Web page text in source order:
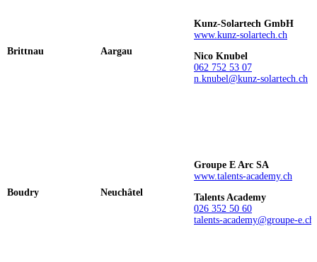
Brittnau Aargau
Kunz-Solartech GmbH
www.kunz-solartech.ch
Nico Knubel
062 752 53 07
n.knubel@kunz-solartech.ch
Boudry Neuchâtel
Groupe E Arc SA
www.talents-academy.ch
Talents Academy
026 352 50 60
talents-academy@groupe-e.ch